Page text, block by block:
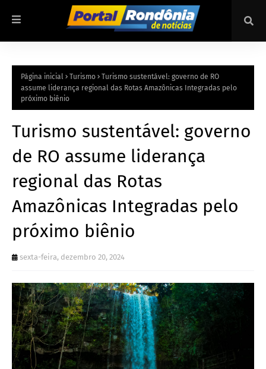
Página inicial Turismo
Turismo sustentável: governo de RO
assume liderança regional das Rotas Amazônicas Integradas pelo
próximo biênio
Turismo sustentável: governo
de RO assume liderança
regional das Rotas
Amazônicas Integradas pelo
próximo biênio
sexta-feira, dezembro 20, 2024